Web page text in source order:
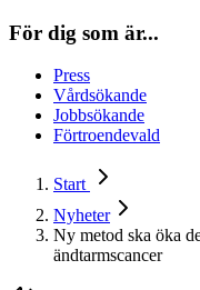
För dig som är...
Press
Vårdsökande
Jobbsökande
Förtroendevald
Start
Nyheter
Ny metod ska öka
ändtarmscancer